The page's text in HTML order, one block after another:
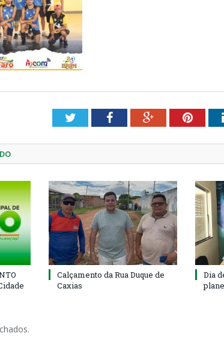
TwitterFacebookGoogle+
Calçamento da Rua Duque de
Caxias
Dia